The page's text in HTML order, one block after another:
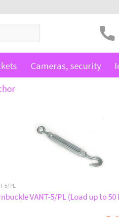
Cameras, security
5/PL
VANT-5/PL (Load up to 50